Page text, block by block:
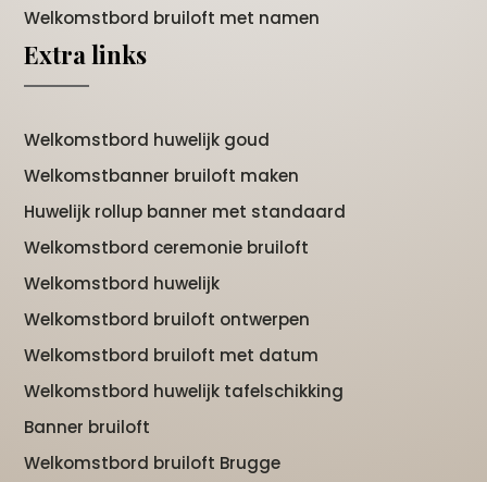
Welkomstbord bruiloft met namen
Extra links
Welkomstbord huwelijk goud
Welkomstbanner bruiloft maken
Huwelijk rollup banner met standaard
Welkomstbord ceremonie bruiloft
Welkomstbord huwelijk
Welkomstbord bruiloft ontwerpen
Welkomstbord bruiloft met datum
Welkomstbord huwelijk tafelschikking
Banner bruiloft
Welkomstbord bruiloft Brugge